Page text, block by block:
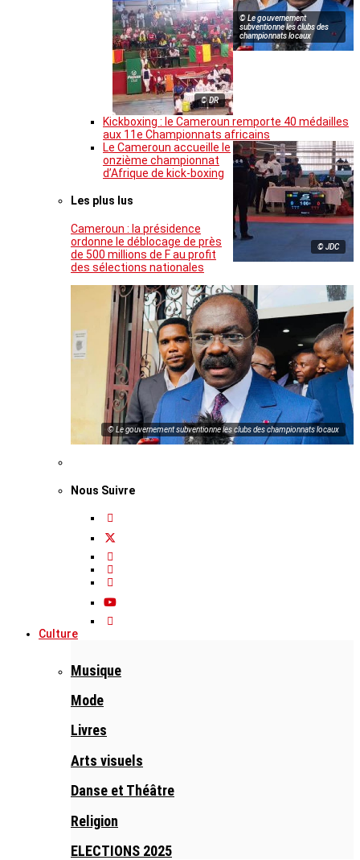
© Le gouvernement
subventionne les clubs des
championnats locaux
© DR
Kickboxing : le Cameroun remporte 40 médailles
aux 11e Championnats africains
© JDC
Le Cameroun accueille le
onzième championnat
d’Afrique de kick-boxing
Les plus lus
Cameroun : la présidence
ordonne le déblocage de près
de 500 millions de F au profit
des sélections nationales
© Le gouvernement subventionne les clubs des championnats locaux
Nous Suivre
Culture
Musique
Mode
Livres
Arts visuels
Danse et Théâtre
Religion
ELECTIONS 2025